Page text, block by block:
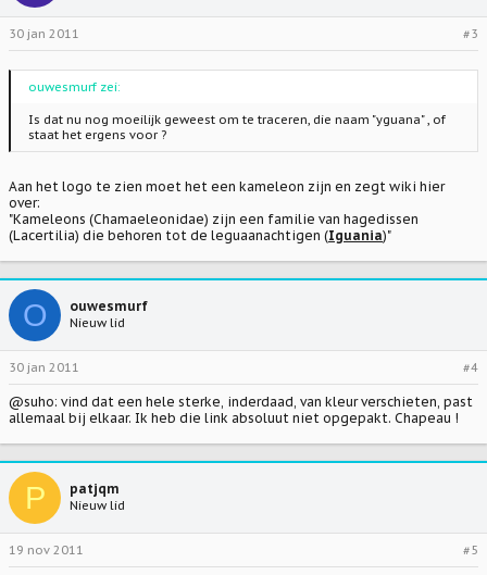
30 jan 2011 #3
ouwesmurf zei:
Is dat nu nog moeilijk geweest om te traceren, die naam "yguana" , of
staat het ergens voor ?
Aan het logo te zien moet het een kameleon zijn en zegt wiki hier
over:
"Kameleons (Chamaeleonidae) zijn een familie van hagedissen
(Lacertilia) die behoren tot de leguaanachtigen (Iguania)"
O ouwesmurf
Nieuw lid
30 jan 2011 #4
@suho: vind dat een hele sterke, inderdaad, van kleur verschieten, past
allemaal bij elkaar. Ik heb die link absoluut niet opgepakt. Chapeau !
P patjqm
Nieuw lid
19 nov 2011 #5